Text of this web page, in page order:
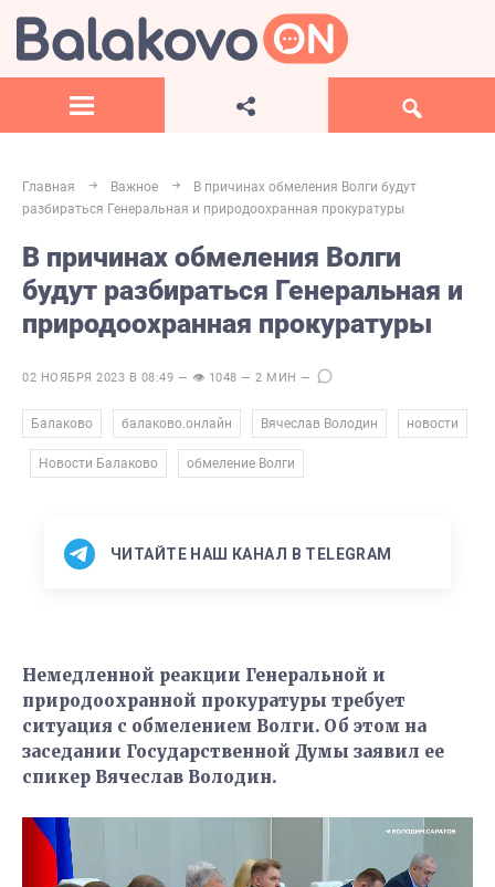
Главная Важное
В причинах обмеления Волги будут
разбираться Генеральная и природоохранная прокуратуры
В причинах обмеления Волги
будут разбираться Генеральная и
природоохранная прокуратуры
02 НОЯБРЯ 2023 В 08:49 — 👁 1048 — 2 МИН —
Балаково балаково.онлайн Вячеслав Володин новости
Новости Балаково обмеление Волги
ЧИТАЙТЕ НАШ КАНАЛ В TELEGRAM
Немедленной реакции Генеральной и
природоохранной прокуратуры требует
ситуация с обмелением Волги. Об этом на
заседании Государственной Думы заявил ее
спикер Вячеслав Володин.